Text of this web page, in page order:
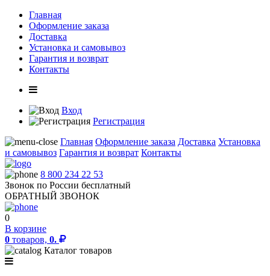
Главная
Оформление заказа
Доставка
Установка и самовывоз
Гарантия и возврат
Контакты
Вход
Регистрация
Главная Оформление заказа Доставка Установка
и самовывоз Гарантия и возврат Контакты
8 800 234 22 53
Звонок по России бесплатный
ОБРАТНЫЙ ЗВОНОК
0
В корзине
0 товаров, 0.
Каталог товаров